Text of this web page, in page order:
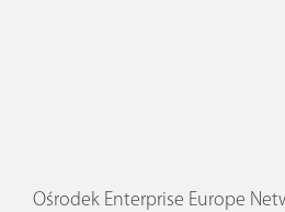
Ośrodek Enterprise Europe